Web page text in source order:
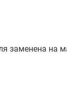
заменена на